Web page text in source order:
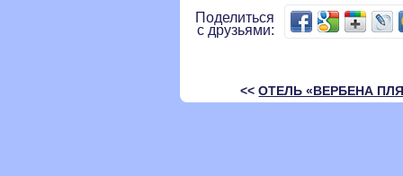
Поделиться
с друзьями:
<<ОТЕЛЬ «ВЕРБЕНА